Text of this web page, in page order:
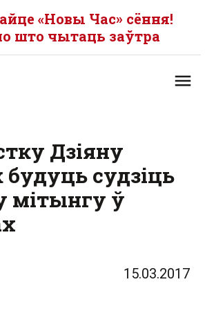
«Новы Час» сёння!
што чытаць заўтра
Дзіяну
судзіць
мітынгу ў
15.03.2017